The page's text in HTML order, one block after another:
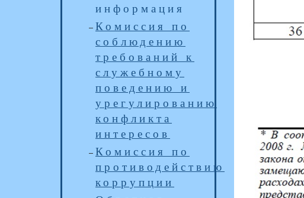
информация
Комиссия по
соблюдению
требований к
служебному
поведению и
урегулированию
конфликта
интересов
Комиссия по
противодействию
коррупции